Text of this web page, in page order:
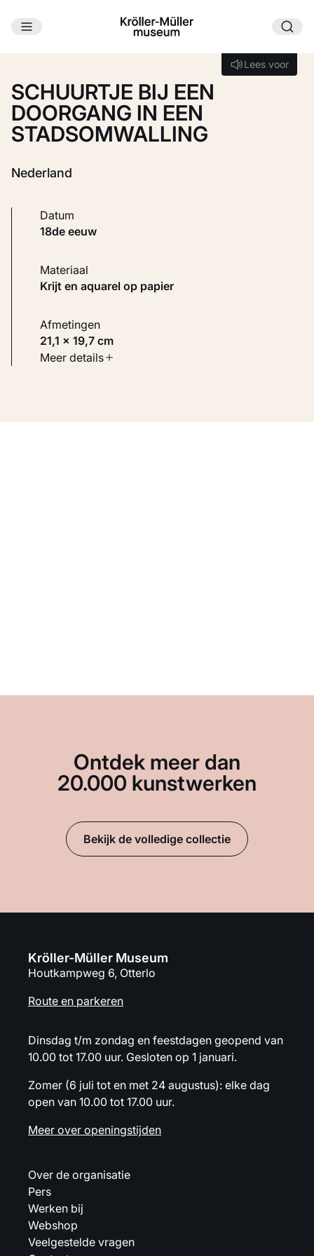
Ga naar hoofdinhoud
Lees voor
Lees voor
SCHUURTJE BIJ EEN
DOORGANG IN EEN
STADSOMWALLING
Nederland
Datum
18de eeuw
Materiaal
Krijt en aquarel op papier
Afmetingen
21,1 × 19,7 cm
Soort werk
Meer details
Ontdek meer dan
20.000 kunstwerken
Bekijk de volledige collectie
Kröller-Müller Museum
Houtkampweg 6, Otterlo
Route en parkeren
Dinsdag t/m zondag en feestdagen geopend van
10.00 tot 17.00 uur. Gesloten op 1 januari.
Zomer (6 juli tot en met 24 augustus): elke dag
open van 10.00 tot 17.00 uur.
Meer over openingstijden
Over de organisatie
Pers
Werken bij
Webshop
Veelgestelde vragen